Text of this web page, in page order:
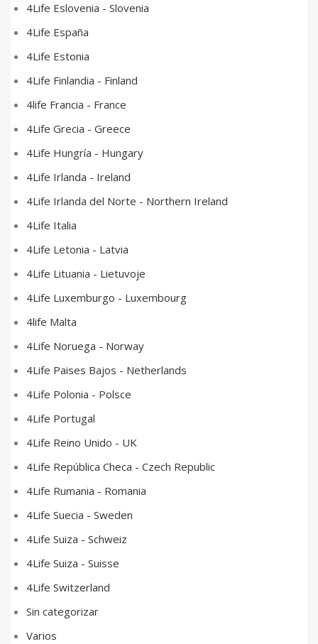
4Life Eslovenia - Slovenia
4Life España
4Life Estonia
4Life Finlandia - Finland
4life Francia - France
4Life Grecia - Greece
4Life Hungría - Hungary
4Life Irlanda - Ireland
4Life Irlanda del Norte - Northern Ireland
4Life Italia
4Life Letonia - Latvia
4Life Lituania - Lietuvoje
4Life Luxemburgo - Luxembourg
4life Malta
4Life Noruega - Norway
4Life Paises Bajos - Netherlands
4Life Polonia - Polsce
4Life Portugal
4Life Reino Unido - UK
4Life República Checa - Czech Republic
4Life Rumania - Romania
4Life Suecia - Sweden
4Life Suiza - Schweiz
4Life Suiza - Suisse
4Life Switzerland
Sin categorizar
Varios